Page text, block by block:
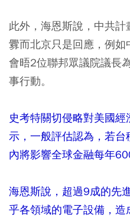
此外，海恩斯說，中共
釁而北京只是回應，例
會晤2位聯邦眾議院議長
事行動。
史考特關切侵略對美國
示，一般評估認為，若
內將影響全球金融每年
海恩斯說，超過9成的先
乎各領域的電子設備，